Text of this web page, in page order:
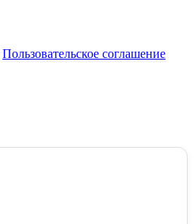
Пользовательское соглашение